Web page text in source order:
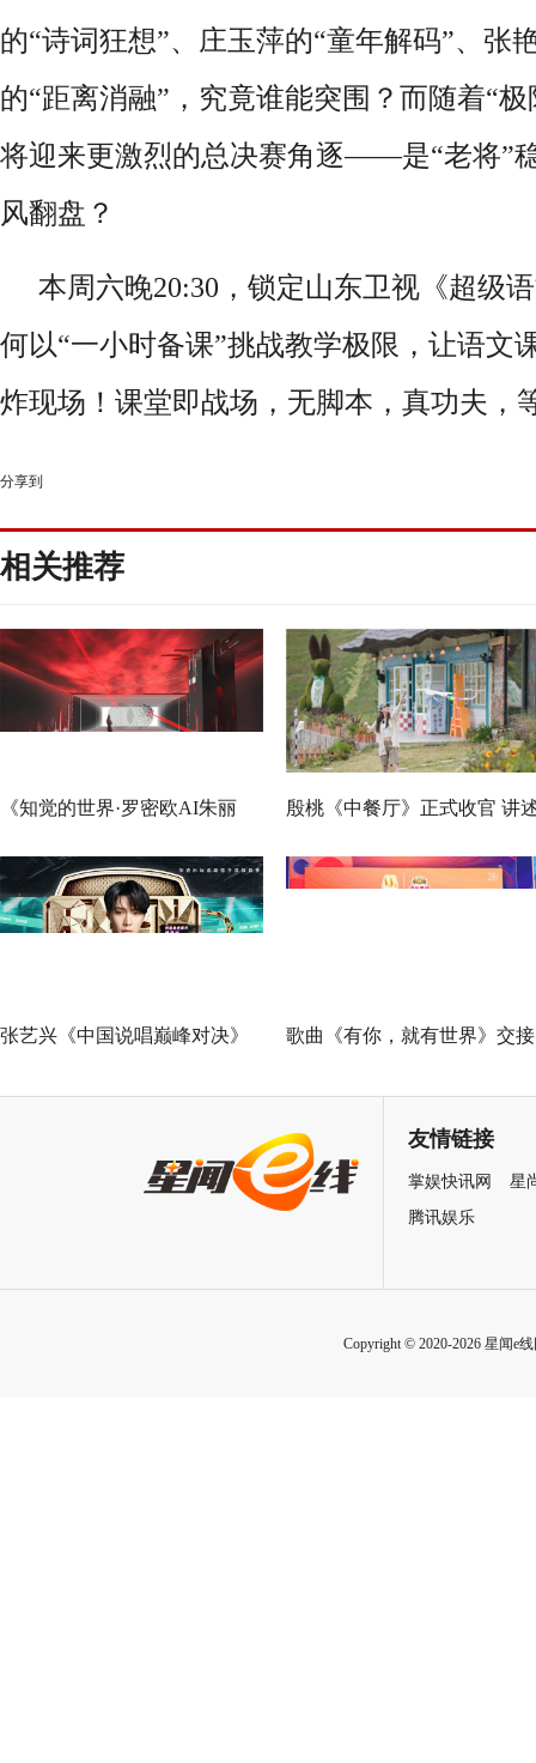
的“诗词狂想”、庄玉萍的“童年解码”、张
的“距离消融”，究竟谁能突围？而随着“
将迎来更激烈的总决赛角逐——是“老将”
风翻盘？
本周六晚20:30 ，锁定山东卫视《超级
何以“一小时备课”挑战教学极限，让语文
炸现场！课堂即战场，无脚本，真功夫，
分享到
相关推荐
《知觉的世界·罗密欧AI朱丽
叶》早鸟票正式开售 解锁沉浸
式当代艺术大展全新玩法
殷桃《中餐厅》正式收官 讲
节目录制过程的爱与温暖
张艺兴《中国说唱巅峰对决》 歌曲《有你，就有世界》交接
燕京啤酒有你文化友情链接
掌娱快讯网
星
腾讯娱乐
Copyright © 2020-2026 星闻e